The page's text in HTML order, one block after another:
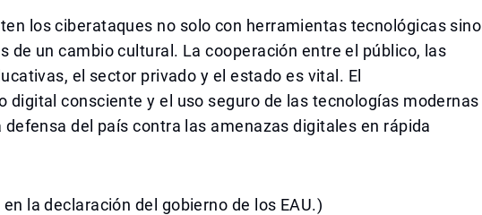
los ciberataques no solo con herramientas tecnológicas sino
de un cambio cultural. La cooperación entre el público, las
el sector privado y el estado es vital. El
digital consciente y el uso seguro de las tecnologías modernas
defensa del país contra las amenazas digitales en rápida
la declaración del gobierno de los EAU.)